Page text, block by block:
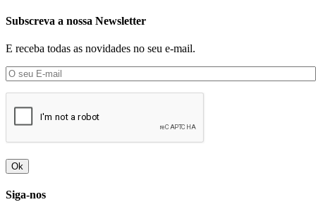
Subscreva a nossa Newsletter
E receba todas as novidades no seu e-mail.
Ok
Siga-nos